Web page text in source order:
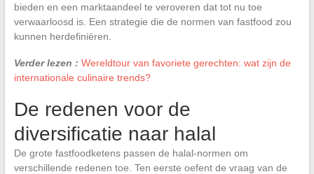
bieden en een marktaandeel te veroveren dat tot nu toe
verwaarloosd is. Een strategie die de normen van fastfood zou
kunnen herdefiniëren.
Verder lezen : Wereldtour van favoriete gerechten: wat zijn de
internationale culinaire trends?
De redenen voor de
diversificatie naar halal
De grote fastfoodketens passen de halal-normen om
verschillende redenen toe. Ten eerste oefent de vraag van de